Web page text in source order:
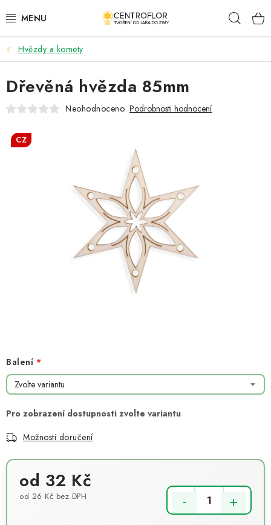
na
SEZÓNNÍ TVOŘENÍ
DŘEVĚNÉ VÝROBKY
MEDAILE
PLACKY A MAGNETKY
Hodnocení obchodu
Podmínky ochrany osobních údajů
Jak získat lepší ceny?
Moje objednávka
Hvězdy a komety
Balení
Možnosti doručení
od 32 Kč
od 26 Kč bez DPH
Dřevěná hvězda 85mm
Neohodnoceno Podrobnosti hodnocení
CZ